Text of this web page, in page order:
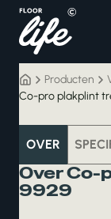
inhoud
Producten
Co-pro plakplint
OVER
Over Co-
9929